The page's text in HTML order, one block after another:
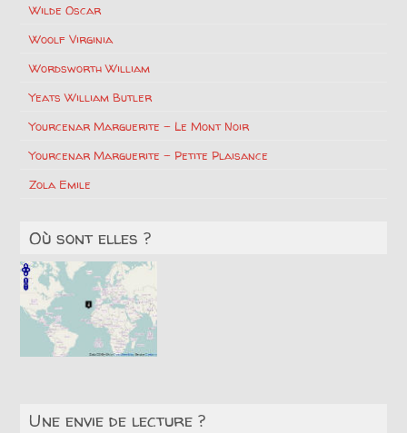
Wilde Oscar
Woolf Virginia
Wordsworth William
Yeats William Butler
Yourcenar Marguerite – Le Mont Noir
Yourcenar Marguerite – Petite Plaisance
Zola Emile
Où sont elles ?
Une envie de lecture ?